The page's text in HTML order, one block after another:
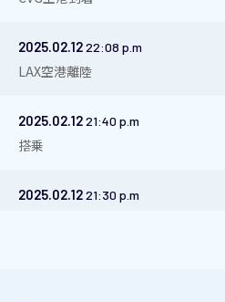
2025.02.1222:08 p.m
LAX空港離陸
2025.02.1221:40 p.m
搭乗
2025.02.1221:30 p.m